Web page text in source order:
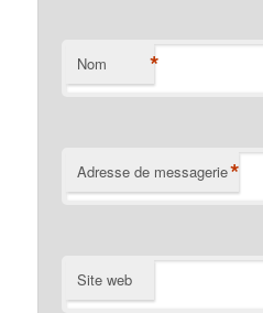
Nom *
Adresse de messagerie*
Site web